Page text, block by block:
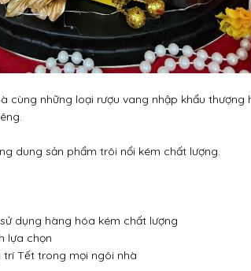
cùng những loại rượu vang nhập khẩu
dung sản phẩm trôi nổi kém chất lượng.
dụng hàng hóa kém chất lượng
lựa chọn
trí Tết trong mọi ngôi nhà